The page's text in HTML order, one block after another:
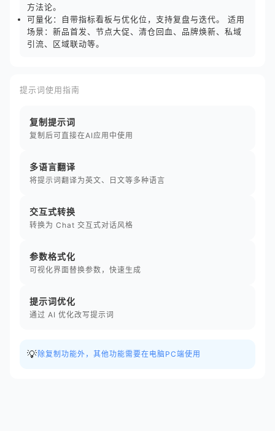
方法论。
可量化：自带指标看板与优化位，支持复盘与迭代。 适用
场景：新品首发、节点大促、清仓回血、品牌焕新、私域
引流、区域联动等。
提示词使用指南
复制提示词
复制后可直接在AI应用中使用
多语言翻译
将提示词翻译为英文、日文等多种语言
交互式转换
转换为 Chat 交互式对话风格
参数格式化
可视化界面替换参数，快速生成
提示词优化
通过 AI 优化改写提示词
💡 除复制功能外，其他功能需要在电脑PC端使用